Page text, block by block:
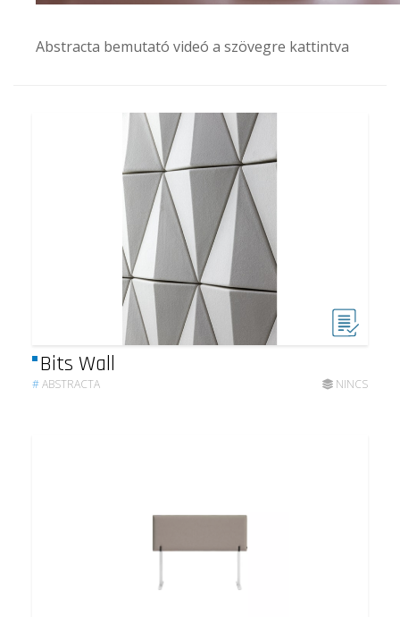
Abstracta bemutató videó a szövegre kattintva
Bits Wall
#ABSTRACTA NINCS